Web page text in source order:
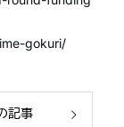
gokuri/
記事